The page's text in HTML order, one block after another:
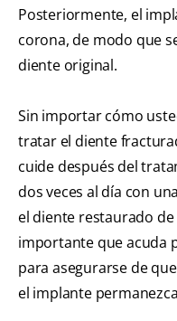
Posteriormente, el
corona, de modo que
diente original.
Sin importar cómo
tratar el diente
cuide después del
dos veces al día con
el diente restaurado de
importante que acuda
para asegurarse de
el implante